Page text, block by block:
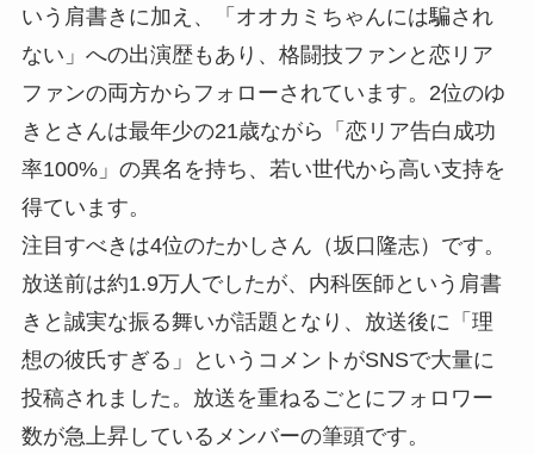
いう肩書きに加え、「オオカミちゃんには騙され
ない」への出演歴もあり、格闘技ファンと恋リア
ファンの両方からフォローされています。2位のゆ
きとさんは最年少の21歳ながら「恋リア告白成功
率100%」の異名を持ち、若い世代から高い支持を
得ています。
注目すべきは4位のたかしさん（坂口隆志）です。
放送前は約1.9万人でしたが、内科医師という肩書
きと誠実な振る舞いが話題となり、放送後に「理
想の彼氏すぎる」というコメントがSNSで大量に
投稿されました。放送を重ねるごとにフォロワー
数が急上昇しているメンバーの筆頭です。